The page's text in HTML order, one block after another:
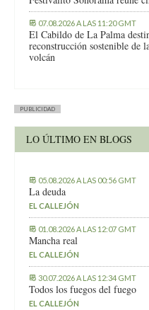
07.08.2026 A LAS 11:20 GMT
El Cabildo de La Palma
reconstrucción sostenible de
volcán
PUBLICIDAD
LO ÚLTIMO EN BLOGS
05.08.2026 A LAS 00:56 GMT
La deuda
EL CALLEJÓN
01.08.2026 A LAS 12:07 GMT
Mancha real
EL CALLEJÓN
30.07.2026 A LAS 12:34 GMT
Todos los fuegos del fuego
EL CALLEJÓN